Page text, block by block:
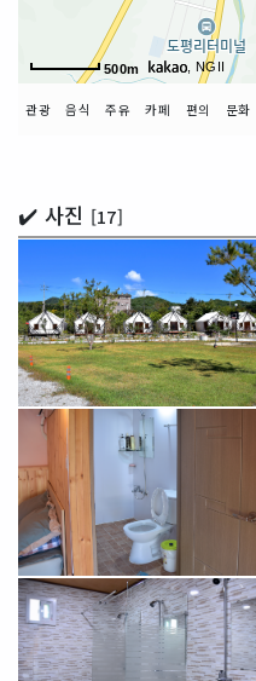
500m , NGII
관광 음식 주유 카페 편의 문화
✔️ 사진 [17]